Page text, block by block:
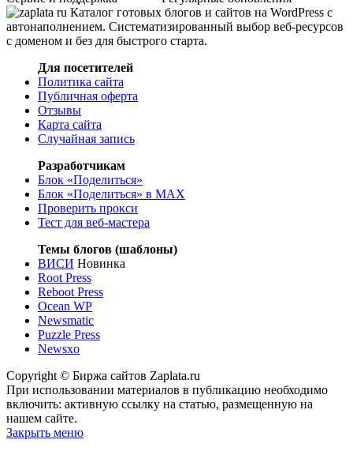
Каталог готовых блогов и сайтов на WordPress с
автонаполнением. Систематизированный выбор веб-ресурсов
с доменом и без для быстрого старта.
Для посетителей
Политика сайта
Публичная оферта
Отзывы
Карта сайта
Случайная запись
Разработчикам
Блок «Поделиться»
Блок «Поделиться» в MAX
Проверить прокси
Тест для веб-мастера
Темы блогов (шаблоны)
ВИСИ Новинка
Root Press
Reboot Press
Ocean WP
Newsmatic
Puzzle Press
Newsxo
Copyright © Биржа сайтов Zaplata.ru
При использовании материалов в публикацию необходимо
включить: активную ссылку на статью, размещенную на
нашем сайте.
Закрыть меню